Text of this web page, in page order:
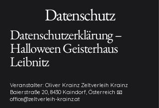
Datenschutz
Datenschutzerklärung –
Halloween Geisterhaus
Leibnitz
Veranstalter: Oliver Krainz Zeltverleih Krainz
Baierstraße 20, 8430 Kaindorf, Österreich 📧
office@zeltverleih-krainz.at